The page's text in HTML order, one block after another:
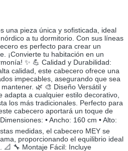
una pieza única y sofisticada, ideal
a tu dormitorio. Con sus líneas
es perfecto para crear un
¡Convierte tu habitación en un
✨ 💪 Calidad y Durabilidad:
calidad, este cabecero ofrece una
impecables, asegurando que sea
🌿 🎨 Diseño Versátil y
adapta a cualquier estilo decorativo,
los más tradicionales. Perfecto para
cabecero aportará un toque de
• Ancho: 160 cm • Alto:
medidas, el cabecero MEY se
proporcionando el equilibrio ideal
📐 🔧 Montaje Fácil: Incluye